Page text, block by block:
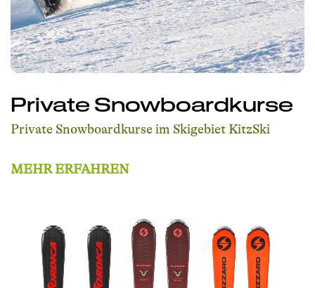
Private Snowboardkurse
Private Snowboardkurse im Skigebiet KitzSki
MEHR ERFAHREN